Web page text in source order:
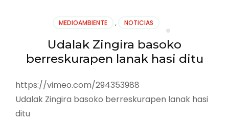
MEDIOAMBIENTE , NOTICIAS
Udalak Zingira basoko
berreskurapen lanak hasi ditu
https://vimeo.com/294353988
Udalak Zingira basoko berreskurapen lanak hasi
ditu